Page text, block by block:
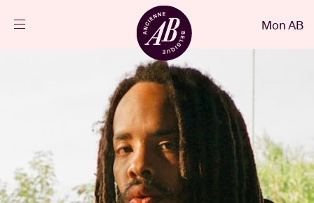
Projets
Actualités
Mon AB